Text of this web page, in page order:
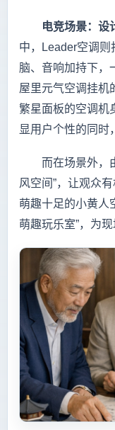
电竞场景：设
中，Leader空调
脑、音响加持下，
屋里元气空调挂机
繁星面板的空调机
显用户个性的同时
而在场景外，由
风空间”，让观众
萌趣十足的小黄人
萌趣玩乐室”，为